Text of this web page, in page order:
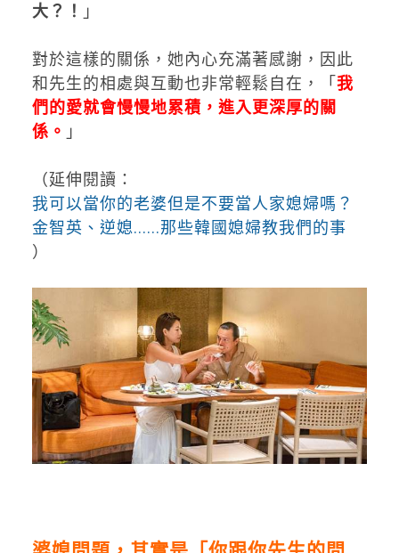
大？！
」
對於這樣的關係，她內心充滿著感謝，因此
和先生的相處與互動也非常輕鬆自在，「 我
們的愛就會慢慢地累積，進入更深厚的關
係。 」
（延伸閱讀：
我可以當你的老婆但是不要當人家媳婦嗎？
金智英、逆媳......那些韓國媳婦教我們的事
）